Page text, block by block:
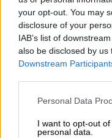
your opt-out. You may
disclosure of your
IAB’s list of
also be disclosed by
Downstream
Please note that this
not limited to your visit
Personal Data
I want to opt-out
personal data.
Μεσογειακή
Τα ακαταμάχητα
φωνάζουν
άψογα το κρασί
γίνονται εύκολα